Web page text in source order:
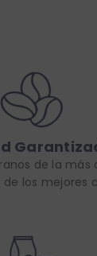
de la más
los mejores